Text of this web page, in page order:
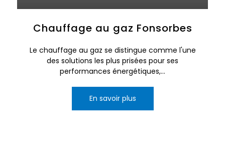
Chauffage au gaz Fonsorbes
Le chauffage au gaz se distingue comme l'une
des solutions les plus prisées pour ses
performances énergétiques,...
En savoir plus